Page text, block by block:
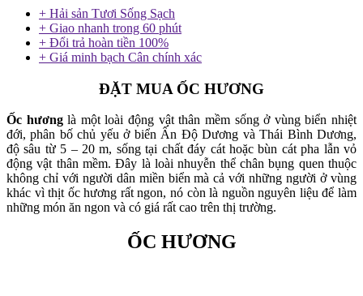
+ Hải sản Tươi Sống Sạch
+ Giao nhanh trong 60 phút
+ Đổi trả hoàn tiền 100%
+ Giá minh bạch Cân chính xác
ĐẶT MUA ỐC HƯƠNG
Ốc hươnglà một loài động vật thân mềm sống ở vùng biển nhiệt
đới, phân bố chủ yếu ở biển Ấn Độ Dương và Thái Bình Dương,
độ sâu từ 5 – 20 m, sống tại chất đáy cát hoặc bùn cát pha lẫn vỏ
động vật thân mềm. Đây là loài nhuyễn thể chân bụng quen thuộc
không chỉ với người dân miền biển mà cả với những người ở vùng
khác vì thịt ốc hương rất ngon, nó còn là nguồn nguyên liệu để làm
những món ăn ngon và có giá rất cao trên thị trường.
ỐC HƯƠNG